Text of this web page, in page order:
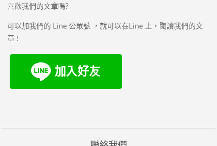
喜歡我們的文章嗎?
可以加我們的 Line 公眾號 ，就可以在Line 上，閱讀我們的文
章 !